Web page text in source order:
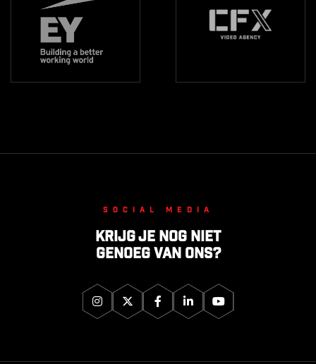
Social media
Krijg je nog niet
genoeg van ons?